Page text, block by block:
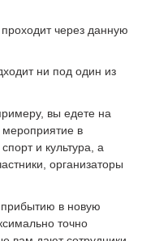
через данную
ни под один из
вы едете на
мероприятие в
и культура, а
организаторы
прибытию в новую
точно